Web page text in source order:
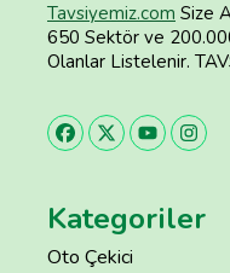
Tavsiyemiz.com Size
650 Sektör ve
Olanlar Listelenir.
Kategoriler
Oto Çekici